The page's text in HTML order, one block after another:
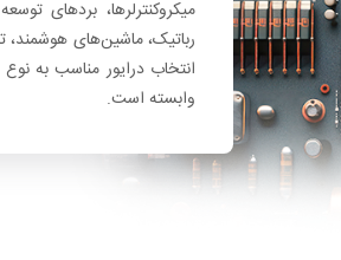
میکروکنترلرها، بردهای
رباتیک، ماشین‌های هوشمند،
انتخاب درایور مناسب به
وابسته است.